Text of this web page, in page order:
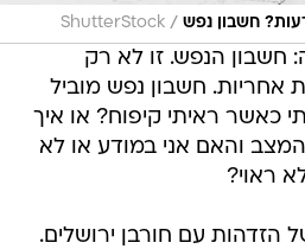
חשבון נפש /
ShutterStock
חשבון הנפש. זו לא רק
אחריות. חשבון נפש מוביל
כאשר ראיתי קיפוח? או איך
והאם אני במודע או לא
ראוי?
הזדהות עם חורבן ירושלים.